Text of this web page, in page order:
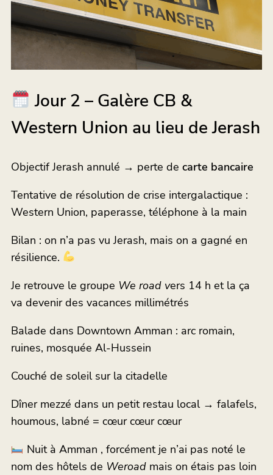
Jour 2 – Galère CB &
Western Union au lieu de Jerash
Objectif Jerash annulé → perte de carte bancaire
Tentative de résolution de crise intergalactique :
Western Union, paperasse, téléphone à la main
Bilan : on n’a pas vu Jerash, mais on a gagné en
résilience.
Je retrouve le groupe We road vers 14 h et la ça
va devenir des vacances millimétrés
Balade dans Downtown Amman : arc romain,
ruines, mosquée Al-Hussein
Couché de soleil sur la citadelle
Dîner mezzé dans un petit restau local → falafels,
houmous, labné = cœur cœur cœur
Nuit à Amman , forcément je n’ai pas noté le
nom des hôtels de Weroad mais on étais pas loin